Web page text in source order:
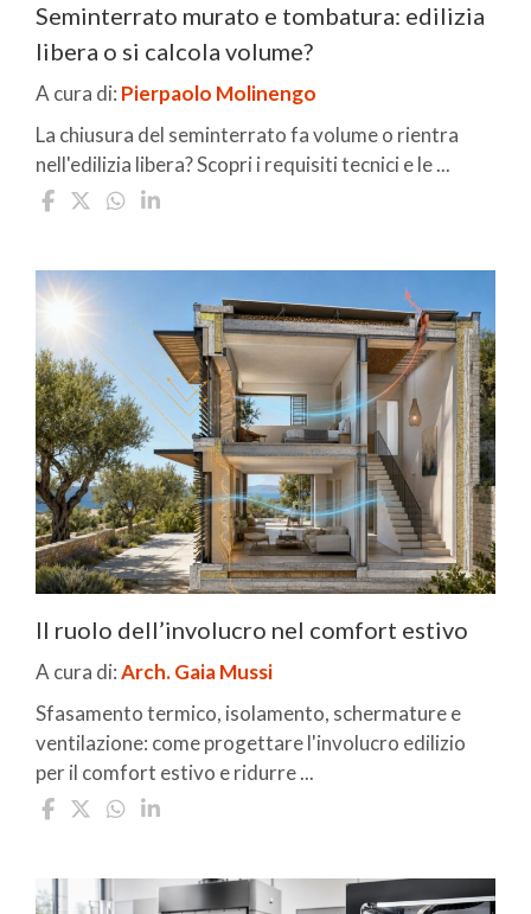
Seminterrato murato e tombatura: edilizia
libera o si calcola volume?
A cura di: Pierpaolo Molinengo
La chiusura del seminterrato fa volume o rientra
nell'edilizia libera? Scopri i requisiti tecnici e le ...
Il ruolo dell’involucro nel comfort estivo
A cura di:Arch. Gaia Mussi
Sfasamento termico, isolamento, schermature e
ventilazione: come progettare l'involucro edilizio
per il comfort estivo e ridurre ...